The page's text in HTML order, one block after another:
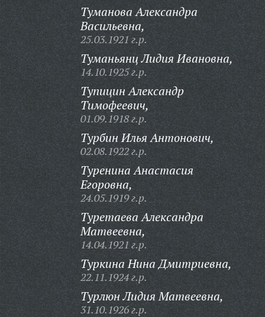
Туманова Александра
Васильевна,
25.03.1921 г.р.
Туманьянц Лидия Ивановна,
14.10.1925 г.р.
Тупицин Александр
Тимофеевич,
01.09.1918 г.р.
Турбин Илья Антонович,
02.08.1922 г.р.
Туренина Анастасия
Егоровна,
24.05.1919 г.р.
Туретаева Александра
Матвеевна,
14.04.1921 г.р.
Туркина Нина Дмитриевна,
22.11.1924 г.р.
Турлюн Лидия Матвеевна,
31.10.1926 г.р.